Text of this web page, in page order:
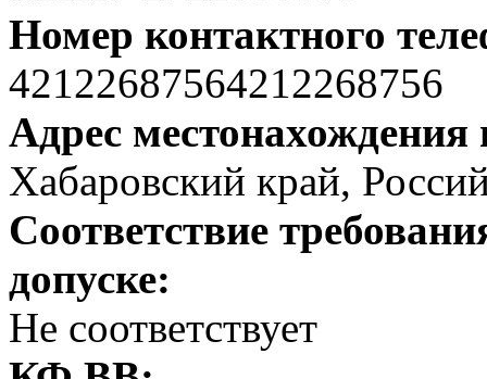
Номер контактного
42122687564212268756
Адрес
Хабаровский край,
Соответствие
допуске:
Не соответствует